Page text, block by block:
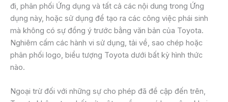
đi, phân phối Ứng dụng và tất cả các nội dung trong Ứng
dụng này, hoặc sử dụng để tạo ra các công việc phái sinh
mà không có sự đồng ý trước bằng văn bản của Toyota.
Nghiêm cấm các hành vi sử dụng, tải về, sao chép hoặc
phân phối logo, biểu tượng Toyota dưới bất kỳ hình thức
nào.
Ngoại trừ đối với những sự cho phép đã đề cập đến trên,